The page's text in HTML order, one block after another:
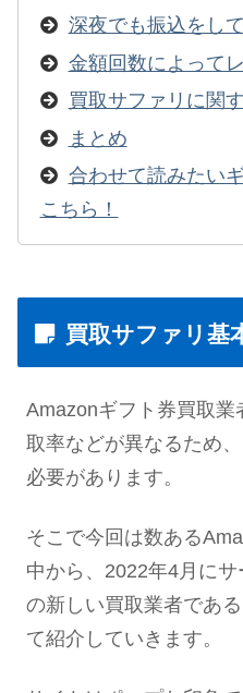
深夜でも振込をし
金額回数によって
買取サファリに関
まとめ
合わせて読みたい
こちら！
買取サファリ基
Amazonギフト券買取
取率などが異なるため
必要があります。
そこで今回は数ある
中から、2022年4月に
の新しい買取業者であ
て紹介していきます。